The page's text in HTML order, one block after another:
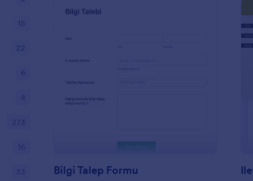
Bilgi Talep Formu
15
22
6
4
273
16
33